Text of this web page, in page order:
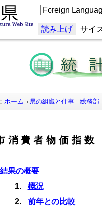
こ
の
ジ
を
訳
す
る
読み上げ サイ
ホーム 県の組織と仕事 総務部
消費者物価指数
結果の概要
概況
前年との比較